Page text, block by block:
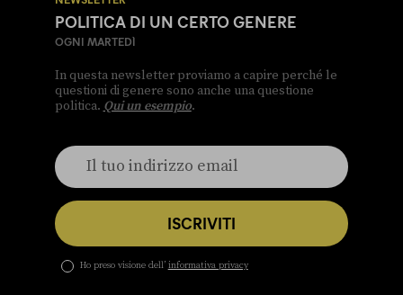
POLITICA DI UN CERTO GENERE
OGNI MARTEDÌ
In questa newsletter proviamo a capire perché le
questioni di genere sono anche una questione
politica. Qui un esempio.
ISCRIVITI
Ho preso visione dell’ informativa privacy